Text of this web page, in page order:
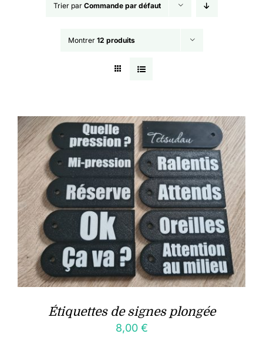
Trier par Commande par défaut
Montrer 12 produits
Étiquettes de signes plongée
8,00 €